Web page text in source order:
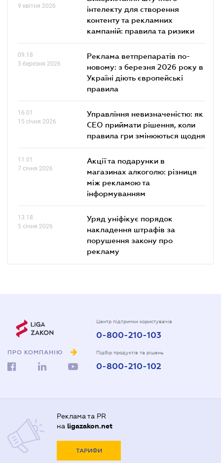
9 квітня 2026
інтелекту для створення
контенту та рекламних
кампаній: правила та ризики
09.18
3 березня 2026
Реклама ветпрепаратів по-
новому: з березня 2026 року в
Україні діють європейські
правила
16.01
15 січня 2026
Управління невизначеністю: як
СЕО приймати рішення, коли
правила гри змінюються щодня
11.01
7 січня 2026
Акції та подарунки в
магазинах алкоголю: різниця
між рекламою та
інформуванням
13.18
5 січня 2026
Уряд уніфікує порядок
накладення штрафів за
порушення закону про
рекламу
ПРО КОМПАНІЮ
Центр підтримки користувачів
0-800-210-103
Підбір продуктів та рішень
0-800-210-102
Реклама та PR
на ligazakon.net
ТАРИФИ